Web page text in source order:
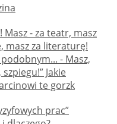
Masz - za teatr, masz
masz za literaturę!
- Masz,
Jakie
te gorzk
prac”